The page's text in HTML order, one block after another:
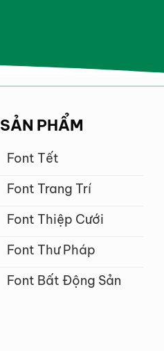
SẢN PHẨM
Font Tết
Font Trang Trí
Font Thiệp Cưới
Font Thư Pháp
Font Bất Động Sản